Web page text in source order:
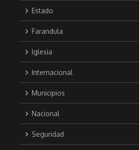
Estado
Farandula
Iglesia
Internacional
Municipios
Nacional
Seguridad